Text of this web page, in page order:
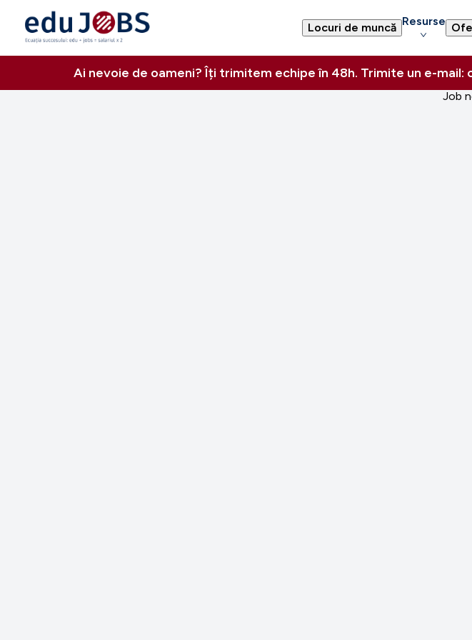
Locuri de muncă Resurse
Ai nevoie de oameni? Îți trimitem echipe în 48h. Trimite un e-
Job